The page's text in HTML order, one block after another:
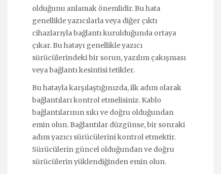
olduğunu anlamak önemlidir. Bu hata
genellikle yazıcılarla veya diğer çıktı
cihazlarıyla bağlantı kurulduğunda ortaya
çıkar. Bu hatayı genellikle yazıcı
sürücülerindeki bir sorun, yazılım çakışması
veya bağlantı kesintisi tetikler.
Bu hatayla karşılaştığınızda, ilk adım olarak
bağlantıları kontrol etmelisiniz. Kablo
bağlantılarının sıkı ve doğru olduğundan
emin olun. Bağlantılar düzgünse, bir sonraki
adım yazıcı sürücülerini kontrol etmektir.
Sürücülerin güncel olduğundan ve doğru
sürücülerin yüklendiğinden emin olun.